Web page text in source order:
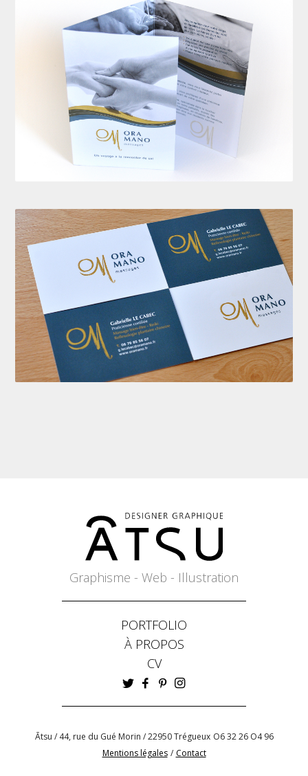
Graphisme - Web - Illustration
PORTFOLIO
À PROPOS
CV
Ātsu / 44, rue du Gué Morin / 22950 Trégueux O6 32 26 O4 96
Mentions légales / Contact